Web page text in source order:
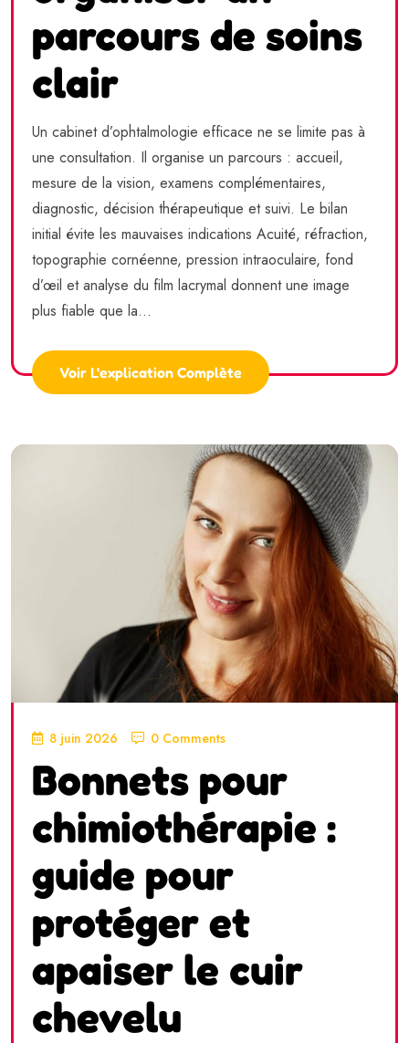
parcours de soins
clair
Un cabinet d’ophtalmologie efficace ne se limite pas à
une consultation. Il organise un parcours : accueil,
mesure de la vision, examens complémentaires,
diagnostic, décision thérapeutique et suivi. Le bilan
initial évite les mauvaises indications Acuité, réfraction,
topographie cornéenne, pression intraoculaire, fond
d’œil et analyse du film lacrymal donnent une image
plus fiable que la...
Voir L'explication Complète
8 juin 2026 0 Comments
Bonnets pour
chimiothérapie :
guide pour
protéger et
apaiser le cuir
chevelu